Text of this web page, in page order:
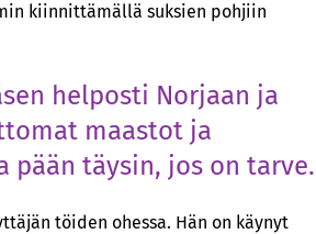
kiinnittämällä suksien pohjiin
helposti Norjaan ja
maastot ja
pään täysin, jos on tarve.
töiden ohessa. Hän on käynyt